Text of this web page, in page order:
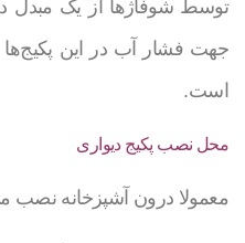
توسط شوفاژها از یک مبدل
جهت فشار آب در این
است.
محل نصب پکیج دیواری
معمولا درون آشپزخانه نصب